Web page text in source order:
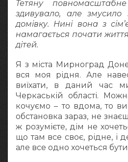
Тетяну
здивувало, але змусило
домівку. Нині вона з
намагається почати
дітей.
Я з міста Мирноград
вся моя рідня. Але
виїхати, в даний час
Черкаській області.
кочуємо – то вдома, то
обстановка зараз, не
ж розумієте, дім не
що там все своє, рідне, і
але все одно хочеться